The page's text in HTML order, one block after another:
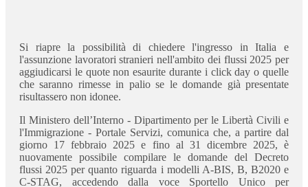
Si riapre la possibilità di chiedere l'ingresso in Italia e
l'assunzione lavoratori stranieri nell'ambito dei flussi 2025 per
aggiudicarsi le quote non esaurite durante i click day o quelle
che saranno rimesse in palio se le domande già presentate
risultassero non idonee.
Il Ministero dell’Interno - Dipartimento per le Libertà Civili e
l'Immigrazione - Portale Servizi, comunica che, a partire dal
giorno 17 febbraio 2025 e fino al 31 dicembre 2025, è
nuovamente possibile compilare le domande del Decreto
flussi 2025 per quanto riguarda i modelli A-BIS, B, B2020 e
C-STAG, accedendo dalla voce Sportello Unico per